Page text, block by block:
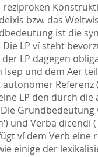
reziproken
bzw. das
ist die
LP ví steht
LP dagegen
und dem Aer
Referenz
LP den durch die
und Verba dicendi
ví dem Verb eine
einige der